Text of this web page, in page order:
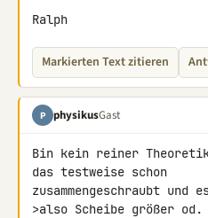
Ralph
Markierten Text zitieren
P physikusGast
Bin kein reiner
das testweise schon
zusammengeschraubt
>also Scheibe größer od.